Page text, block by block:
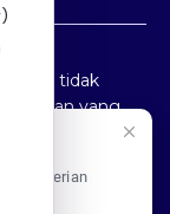
tidak
yang
maklumat